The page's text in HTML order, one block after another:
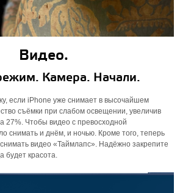
Видео.
Камера. Начали.
если iPhone уже снимает в высочайшем
съёмки при слабом освещении, увеличив
27%. Чтобы видео с превосходной
снимать и днём, и ночью. Кроме того, теперь
видео «Таймлапс». Надёжно закрепите
будет красота.